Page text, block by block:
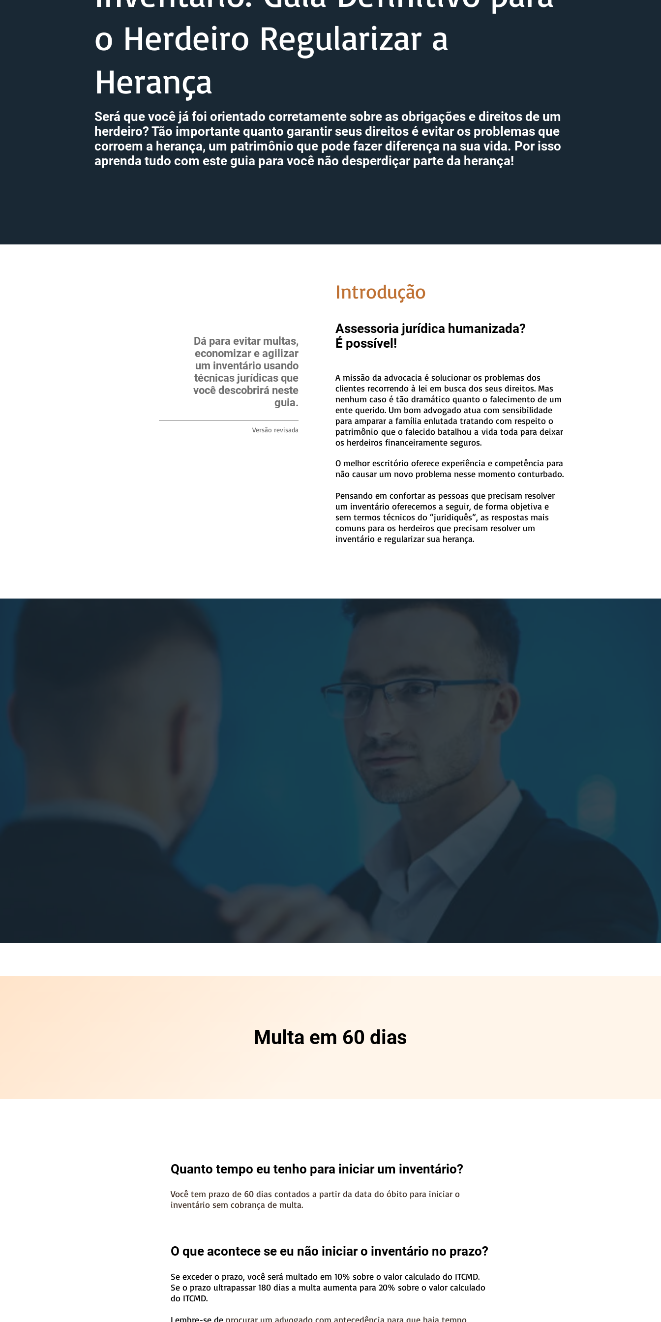
o Herdeiro Regularizar a
Herança
Será que você já foi orientado corretamente sobre as obrigações e direitos de um
herdeiro? Tão importante quanto garantir seus direitos é evitar os problemas que
corroem a herança, um patrimônio que pode fazer diferença na sua vida. Por isso
aprenda tudo com este guia para você não desperdiçar parte da herança!
Dá para evitar multas,
economizar e agilizar
um inventário usando
técnicas jurídicas que
você descobrirá neste
guia.
Versão revisada
Introdução
Assessoria jurídica humanizada?
É possível!
A missão da advocacia é solucionar os problemas dos
clientes recorrendo à lei em busca dos seus direitos. Mas
nenhum caso é tão dramático quanto o falecimento de um
ente querido. Um bom advogado atua com sensibilidade
para amparar a família enlutada tratando com respeito o
patrimônio que o falecido batalhou a vida toda para deixar
os herdeiros financeiramente seguros.
O melhor escritório oferece experiência e competência para
não causar um novo problema nesse momento conturbado.
Pensando em confortar as pessoas que precisam resolver
um inventário oferecemos a seguir, de forma objetiva e
sem termos técnicos do “juridiquês”, as respostas mais
comuns para os herdeiros que precisam resolver um
inventário e regularizar sua herança.
Multa em 60 dias
Quanto tempo eu tenho para iniciar um inventário?
Você tem prazo de 60 dias contados a partir da data do óbito para iniciar o
inventário sem cobrança de multa.
O que acontece se eu não iniciar o inventário no prazo?
Se exceder o prazo, você será multado em 10% sobre o valor calculado do ITCMD.
Se o prazo ultrapassar 180 dias a multa aumenta para 20% sobre o valor calculado
do ITCMD.
Lembre-se de procurar um advogado com antecedência para que haja tempo